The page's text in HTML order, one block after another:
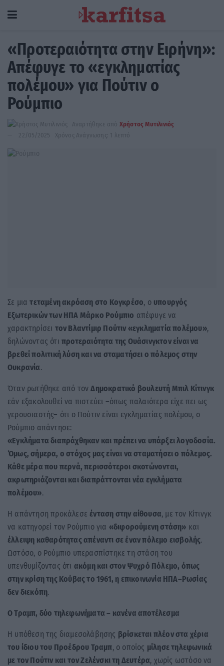
«Προτεραιότητα στην Ειρήνη»:
Απέφυγε το «εγκληματίας
πολέμου» για Πούτιν ο
Ρούμπιο
Αναρτήθηκε από Χρήστος Μυτιλινιός
22/05/2025
Χρόνος Ανάγνωσης: 1 λεπτό
Σε μιατεταμένη ακρόαση στο Κογκρέσο, ο υπουργός
Εξωτερικών των ΗΠΑ Μάρκο Ρούμπιο απέφυγε να
χαρακτηρίσει τον Βλαντίμιρ Πούτιν «εγκληματία πολέμου»,
δηλώνοντας ότι προτεραιότητα της Ουάσινγκτον είναι να
βρεθεί πολιτική λύση και να σταματήσει ο πόλεμος στην
Ουκρανία.
Όταν ρωτήθηκε από τονΔημοκρατικό βουλευτή Μπιλ Κίτινγκ
εάν εξακολουθεί να πιστεύει –όπως παλαιότερα είχε πει ως
γερουσιαστής– ότι ο Πούτιν είναι εγκληματίας πολέμου, ο
Ρούμπιο απάντησε:
«Εγκλήματα διαπράχθηκαν και πρέπει να υπάρξει λογοδοσία.
Όμως, σήμερα, ο στόχος μας είναι να σταματήσει ο πόλεμος.
Κάθε μέρα που περνά, περισσότεροι σκοτώνονται,
ακρωτηριάζονται και διαπράττονται νέα εγκλήματα
πολέμου».
Η απάντηση προκάλεσεένταση στην αίθουσα, με τον Κίτινγκ
να κατηγορεί τον Ρούμπιο για «διφορούμενη στάση» και
έλλειψη καθαρότητας απέναντι σε έναν πόλεμο εισβολής.
Ωστόσο, ο Ρούμπιο υπερασπίστηκε τη στάση του
υπενθυμίζοντας ότι ακόμη και στον Ψυχρό Πόλεμο, όπως
στην κρίση της Κούβας το 1961, η επικοινωνία ΗΠΑ–Ρωσίας
δεν διεκόπη.
Ο Τραμπ, δύο τηλεφωνήματα – κανένα αποτέλεσμα
Η υπόθεση της διαμεσολάβησης βρίσκεται πλέον στα χέρια
του ίδιου του Προέδρου Τραμπ, ο οποίος μίλησε τηλεφωνικά
με τον Πούτιν και τον Ζελένσκι τη Δευτέρα, χωρίς ωστόσο να